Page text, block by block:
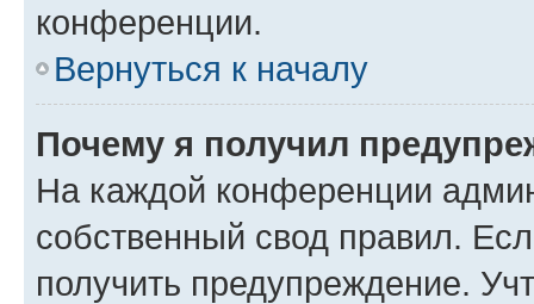
конференции.
Вернуться к началу
Почему я получил
На каждой конференции
собственный свод правил.
получить предупреждение.